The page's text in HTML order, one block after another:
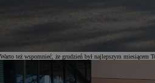
Warto też wspomnieć, że grudzień był najlepszym